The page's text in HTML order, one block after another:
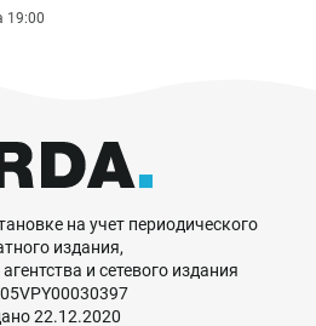
19:00
на учет периодического
издания,
и сетевого издания
22.12.2020